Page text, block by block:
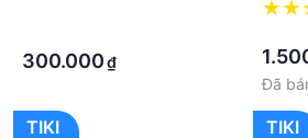
300.000₫
Đã
TIKI TIKI